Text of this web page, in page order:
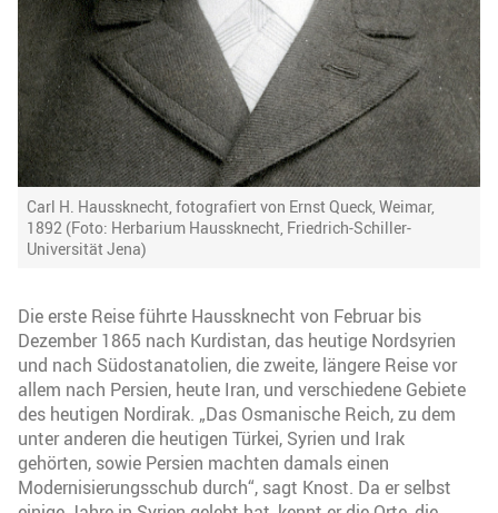
Carl H. Haussknecht, fotografiert von Ernst Queck, Weimar,
1892 (Foto: Herbarium Haussknecht, Friedrich-Schiller-
Universität Jena)
Die erste Reise führte Haussknecht von Februar bis
Dezember 1865 nach Kurdistan, das heutige Nordsyrien
und nach Südostanatolien, die zweite, längere Reise vor
allem nach Persien, heute Iran, und verschiedene Gebiete
des heutigen Nordirak. „Das Osmanische Reich, zu dem
unter anderen die heutigen Türkei, Syrien und Irak
gehörten, sowie Persien machten damals einen
Modernisierungsschub durch“, sagt Knost. Da er selbst